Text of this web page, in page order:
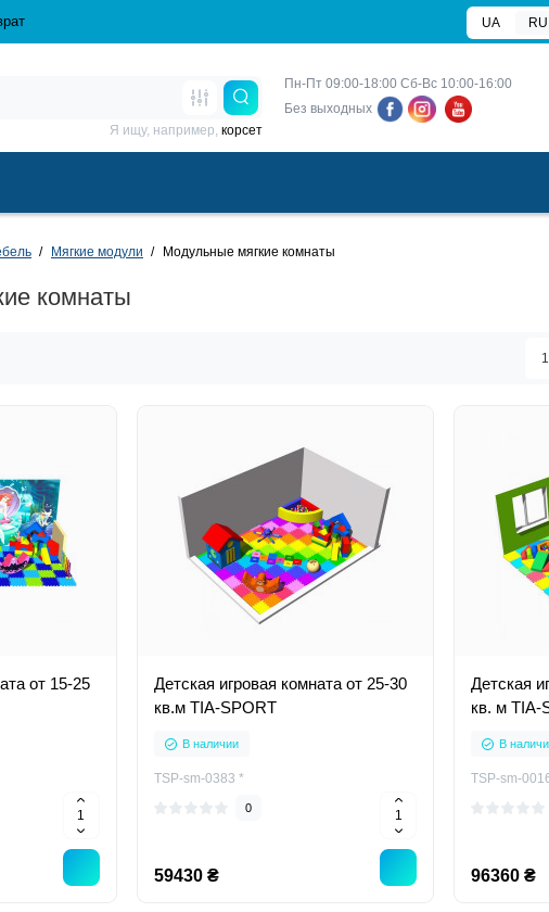
UA RU
Пн-Пт 09:00-18:00 Сб-Вс 10:00-16:00
Без выходных
Я ищу, например, корсет
Мягкие модули Модульные мягкие комнаты
комнаты
от 15-25
Детская игровая комната от 25-30
кв.м TIA-SPORT
В наличии
TSP-sm-0383 *
0
59430 ₴
Детская
кв. м TIA-
В
TSP-sm-
96360 ₴